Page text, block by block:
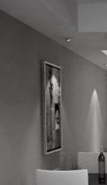
gọi lại cho